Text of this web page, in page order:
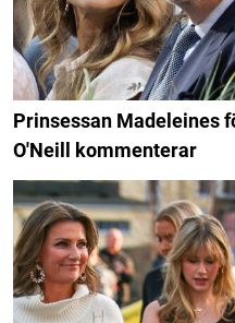
Prinsessan Madeleines
O'Neill kommenterar